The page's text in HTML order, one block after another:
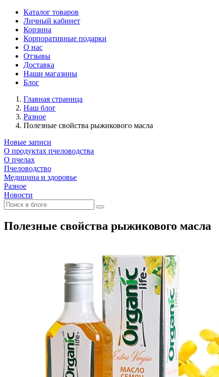
Каталог товаров
Личный кабинет
Корзина
Корпоративные подарки
О нас
Отзывы
Доставка
Наши магазины
Блог
Главная страница
Наш блог
Разное
Полезные свойства рыжикового масла
Новые записи
О продуктах пчеловодства
О пчелах
Пчеловодство
Медицина и здоровье
Разное
Новости
Полезные свойства рыжикового масла